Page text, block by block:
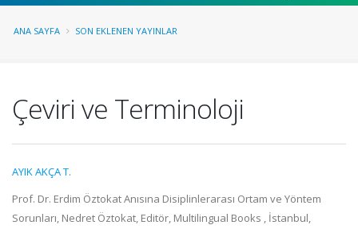
ANA SAYFA SON EKLENEN YAYINLAR
Çeviri ve Terminoloji
AYIK AKÇA T.
Prof. Dr. Erdim Öztokat Anısına Disiplinlerarası Ortam ve Yöntem
Sorunları, Nedret Öztokat, Editör, Multilingual Books , İstanbul,